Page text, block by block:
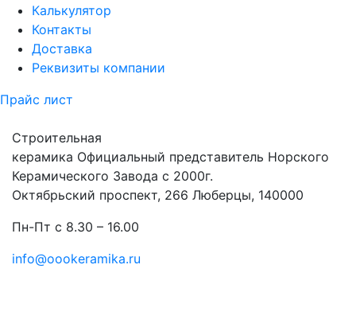
Калькулятор
Контакты
Доставка
Реквизиты компании
Прайс лист
Строительная
керамика Официальный представитель Норского
Керамического Завода с 2000г.
Октябрьский проспект, 266 Люберцы, 140000
Пн-Пт с 8.30 – 16.00
info@oookeramika.ru